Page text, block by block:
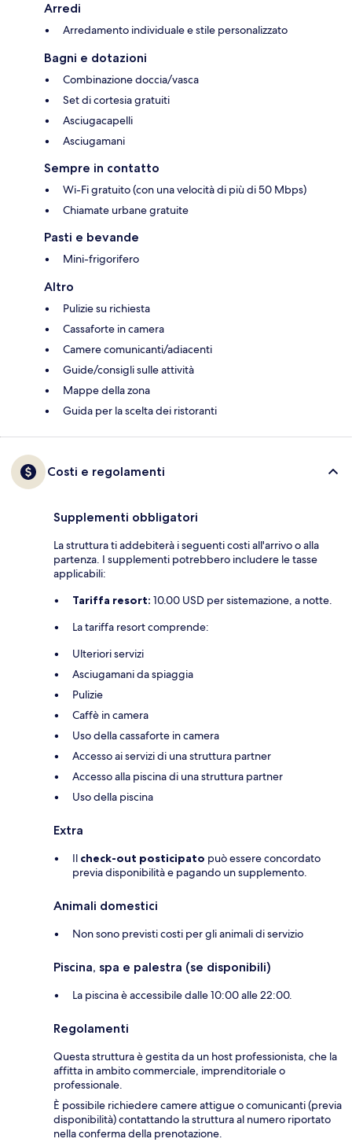
Arredi
Arredamento individuale e stile personalizzato
Bagni e dotazioni
Combinazione doccia/vasca
Set di cortesia gratuiti
Asciugacapelli
Asciugamani
Sempre in contatto
Wi-Fi gratuito (con una velocità di più di 50 Mbps)
Chiamate urbane gratuite
Pasti e bevande
Mini-frigorifero
Altro
Pulizie su richiesta
Cassaforte in camera
Camere comunicanti/adiacenti
Guide/consigli sulle attività
Mappe della zona
Guida per la scelta dei ristoranti
Costi e regolamenti
Supplementi obbligatori
La struttura ti addebiterà i seguenti costi all'arrivo o alla
partenza. I supplementi potrebbero includere le tasse
applicabili:
Tariffa resort: 10.00 USD per sistemazione, a notte.
La tariffa resort comprende:
Ulteriori servizi
Asciugamani da spiaggia
Pulizie
Caffè in camera
Uso della cassaforte in camera
Accesso ai servizi di una struttura partner
Accesso alla piscina di una struttura partner
Uso della piscina
Extra
Il check-out posticipato può essere concordato
previa disponibilità e pagando un supplemento.
Animali domestici
Non sono previsti costi per gli animali di servizio
Piscina, spa e palestra (se disponibili)
La piscina è accessibile dalle 10:00 alle 22:00.
Regolamenti
Questa struttura è gestita da un host professionista, che la
affitta in ambito commerciale, imprenditoriale o
professionale.
È possibile richiedere camere attigue o comunicanti (previa
disponibilità) contattando la struttura al numero riportato
nella conferma della prenotazione.